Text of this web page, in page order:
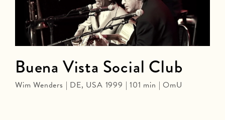
Buena Vista Social Club
Wim Wenders | DE, USA 1999 | 101 min | OmU